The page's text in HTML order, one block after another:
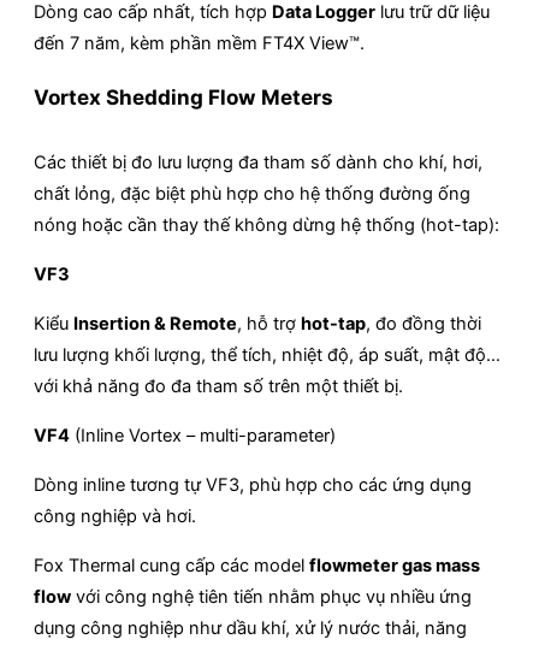
Dòng cao cấp nhất, tích hợp Data Logger lưu trữ dữ liệu
đến 7 năm, kèm phần mềm FT4X View™.
Vortex Shedding Flow Meters
Các thiết bị đo lưu lượng đa tham số dành cho khí, hơi,
chất lỏng, đặc biệt phù hợp cho hệ thống đường ống
nóng hoặc cần thay thế không dừng hệ thống (hot-tap):
VF3
Kiểu Insertion & Remote, hỗ trợ hot-tap, đo đồng thời
lưu lượng khối lượng, thể tích, nhiệt độ, áp suất, mật độ…
với khả năng đo đa tham số trên một thiết bị.
VF4 (Inline Vortex – multi-parameter)
Dòng inline tương tự VF3, phù hợp cho các ứng dụng
công nghiệp và hơi.
Fox Thermal cung cấp các model flowmeter gas mass
flow với công nghệ tiên tiến nhằm phục vụ nhiều ứng
dụng công nghiệp như dầu khí, xử lý nước thải, năng